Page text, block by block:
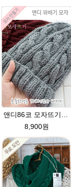
앤디86코 모자뜨기★시크릿울 초중학생용 꽈배기모자뜨기 뜨개질
8,900원